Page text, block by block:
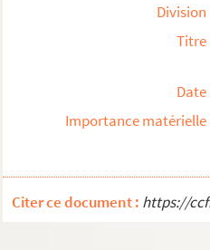
Lettre autographe signée.
Garonne.
autographe signée.
la famille Duranti.
Roivilla
RICARD, Xavier de
CASTERET, Elisabeth (1905-
(1877-1953). Correspondances
Division
Titre
Date
Importance matérielle
Citer ce document : https://